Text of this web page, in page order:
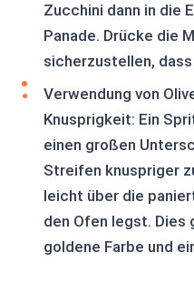
Zucchini dann in die
Panade. Drücke die
sicherzustellen,
Verwendung von
Knusprigkeit: Ein
einen großen
Streifen knuspriger
leicht über die
den Ofen legst. Dies
goldene Farbe und